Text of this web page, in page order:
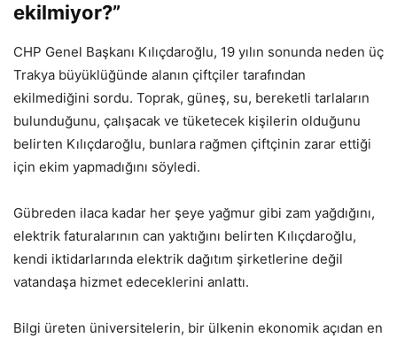
ekilmiyor?”
CHP Genel Başkanı Kılıçdaroğlu, 19 yılın sonunda neden üç
Trakya büyüklüğünde alanın çiftçiler tarafından
ekilmediğini sordu. Toprak, güneş, su, bereketli tarlaların
bulunduğunu, çalışacak ve tüketecek kişilerin olduğunu
belirten Kılıçdaroğlu, bunlara rağmen çiftçinin zarar ettiği
için ekim yapmadığını söyledi.
Gübreden ilaca kadar her şeye yağmur gibi zam yağdığını,
elektrik faturalarının can yaktığını belirten Kılıçdaroğlu,
kendi iktidarlarında elektrik dağıtım şirketlerine değil
vatandaşa hizmet edeceklerini anlattı.
Bilgi üreten üniversitelerin, bir ülkenin ekonomik açıdan en